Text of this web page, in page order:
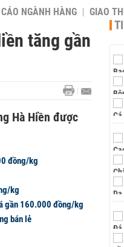
CÁO NGÀNH HÀNG GIAO
tăng gần
Hà Hiền được
đồng/kg
kg
gần 160.000 đồng/kg
bán lẻ